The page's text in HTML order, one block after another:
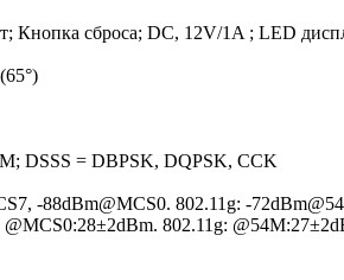
Кнопка сброса; DC, 12V/1A ; LED
DSSS = DBPSK, DQPSK, CCK
-88dBm@MCS0. 802.11g: -
802.11g: